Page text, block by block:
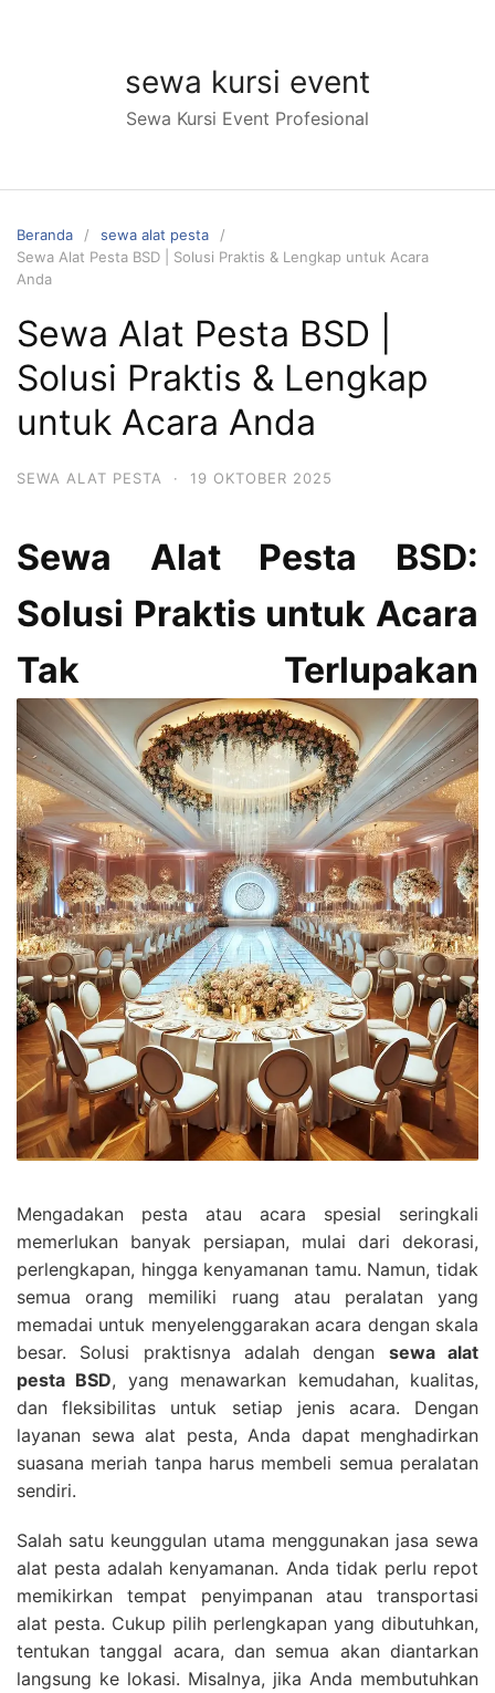
sewa kursi event
Sewa Kursi Event Profesional
Beranda
sewa alat pesta
Sewa Alat Pesta BSD | Solusi Praktis & Lengkap untuk Acara
Anda
Sewa Alat Pesta BSD |
Solusi Praktis & Lengkap
untuk Acara Anda
SEWA ALAT PESTA · 19 OKTOBER 2025
Sewa Alat Pesta BSD:
Solusi Praktis untuk Acara
Tak Terlupakan
Mengadakan pesta atau acara spesial seringkali
memerlukan banyak persiapan, mulai dari dekorasi,
perlengkapan, hingga kenyamanan tamu. Namun, tidak
semua orang memiliki ruang atau peralatan yang
memadai untuk menyelenggarakan acara dengan skala
besar. Solusi praktisnya adalah dengan sewa alat
pesta BSD, yang menawarkan kemudahan, kualitas,
dan fleksibilitas untuk setiap jenis acara. Dengan
layanan sewa alat pesta, Anda dapat menghadirkan
suasana meriah tanpa harus membeli semua peralatan
sendiri.
Salah satu keunggulan utama menggunakan jasa sewa
alat pesta adalah kenyamanan. Anda tidak perlu repot
memikirkan tempat penyimpanan atau transportasi
alat pesta. Cukup pilih perlengkapan yang dibutuhkan,
tentukan tanggal acara, dan semua akan diantarkan
langsung ke lokasi. Misalnya, jika Anda membutuhkan